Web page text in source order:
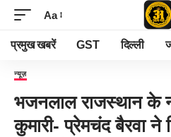
Aa
प्रमुख खबरें GST दिल्ली
न्यूज़
भजनलाल राजस्थान के
कुमारी- प्रेमचंद बैरवा ने